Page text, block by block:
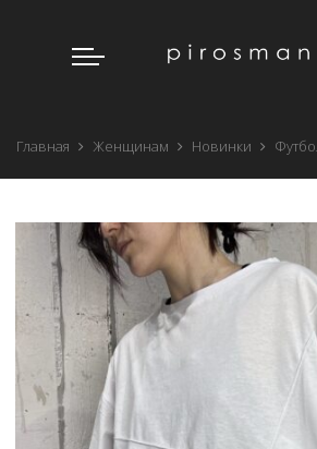
Главная Женщинам Новинки